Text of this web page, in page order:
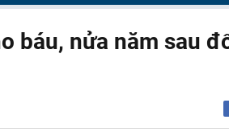
chứa 24 tỷ đồng tiền mặt bị vứt bên vệ
thường chọn bó xanh mướt, người
3 đặc điểm này
phụ nữ "suýt ngất" trước cảnh tượng
báu, nửa năm sau